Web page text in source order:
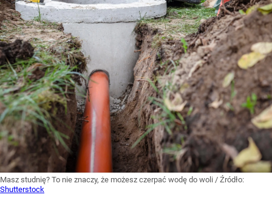
Masz studnię? To nie znaczy, że możesz czerpać wodę do woli / Źródło:
Shutterstock